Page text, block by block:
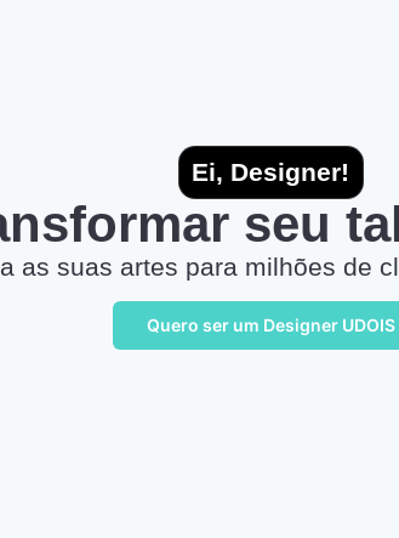
Ei, Designer!
seu
as suas artes para milhões de
Quero ser um Designer UDOIS